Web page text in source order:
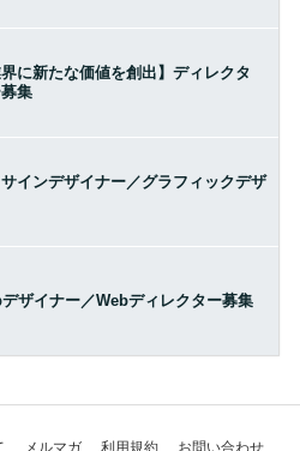
界に新たな価値を創出】ディレクタ
集
インデザイナー／グラフィックデザ
デザイナー／Webディレクター募集
メルマガ 利用規約 お問い合わせ